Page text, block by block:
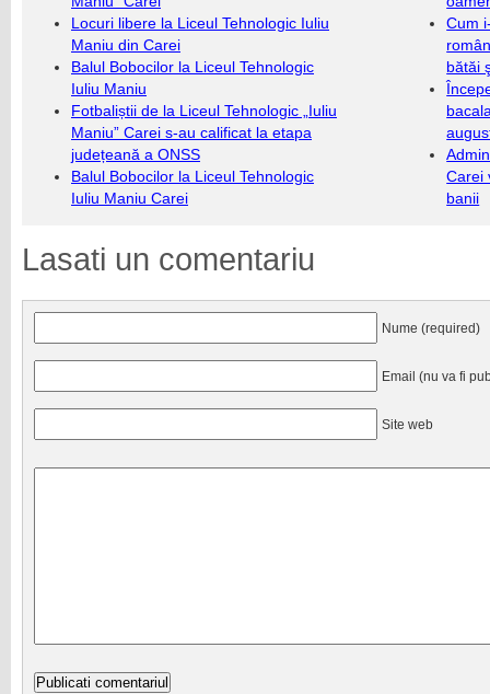
Locuri libere la Liceul Tehnologic Iuliu
Maniu din Carei
Balul Bobocilor la Liceul Tehnologic
Iuliu Maniu
Fotbaliștii de la Liceul Tehnologic „Iuliu
Maniu” Carei s-au calificat la etapa
județeană a ONSS
Balul Bobocilor la Liceul Tehnologic
Iuliu Maniu Carei
Cum
bătăi
Carei
banii
Lasati un comentariu
Nume (required)
Email (nu va fi
Site web